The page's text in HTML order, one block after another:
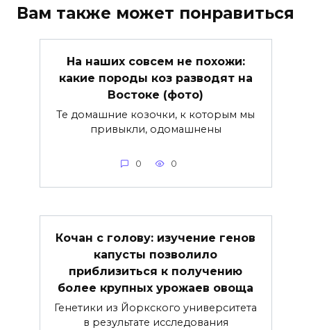
Вам также может понравиться
На наших совсем не похожи:
какие породы коз разводят на
Востоке (фото)
Те домашние козочки, к которым мы
привыкли, одомашнены
0 0
Кочан с голову: изучение генов
капусты позволило
приблизиться к получению
более крупных урожаев овоща
Генетики из Йоркского университета
в результате исследования